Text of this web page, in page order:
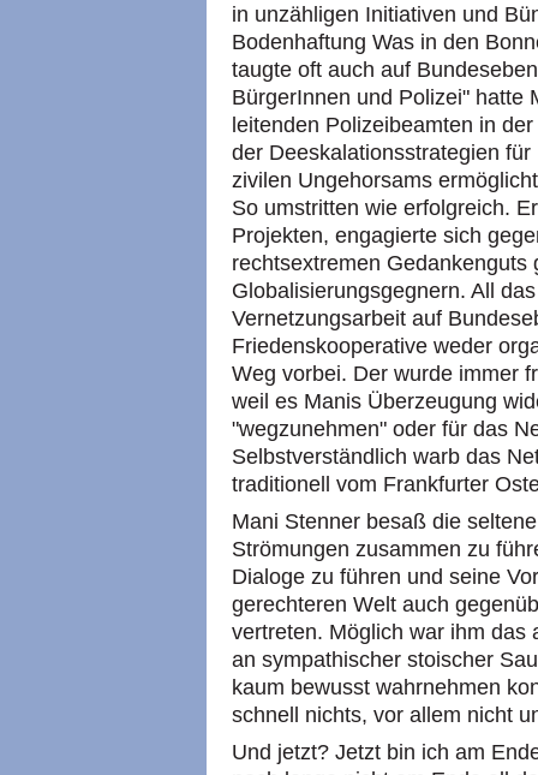
in unzähligen Initiativen und
Bodenhaftung Was in den
taugte oft auch auf
BürgerInnen und Polizei" hatte
leitenden Polizeibeamten in
der Deeskalationsstrategien
zivilen Ungehorsams
So umstritten wie erfolgreich.
Projekten, engagierte sich
rechtsextremen
Globalisierungsgegnern. All
Vernetzungsarbeit auf
Friedenskooperative weder
Weg vorbei. Der wurde immer
weil es Manis Überzeugung
"wegzunehmen" oder für das
Selbstverständlich warb das
traditionell vom Frankfurter
Mani Stenner besaß die
Strömungen zusammen zu
Dialoge zu führen und seine
gerechteren Welt auch
vertreten. Möglich war ihm das
an sympathischer stoischer
kaum bewusst wahrnehmen
schnell nichts, vor allem nicht
Und jetzt? Jetzt bin ich am